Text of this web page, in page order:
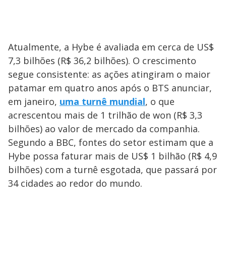
Atualmente, a Hybe é avaliada em cerca de US$
7,3 bilhões (R$ 36,2 bilhões). O crescimento
segue consistente: as ações atingiram o maior
patamar em quatro anos após o BTS anunciar,
em janeiro, uma turnê mundial, o que
acrescentou mais de 1 trilhão de won (R$ 3,3
bilhões) ao valor de mercado da companhia.
Segundo a BBC, fontes do setor estimam que a
Hybe possa faturar mais de US$ 1 bilhão (R$ 4,9
bilhões) com a turnê esgotada, que passará por
34 cidades ao redor do mundo.